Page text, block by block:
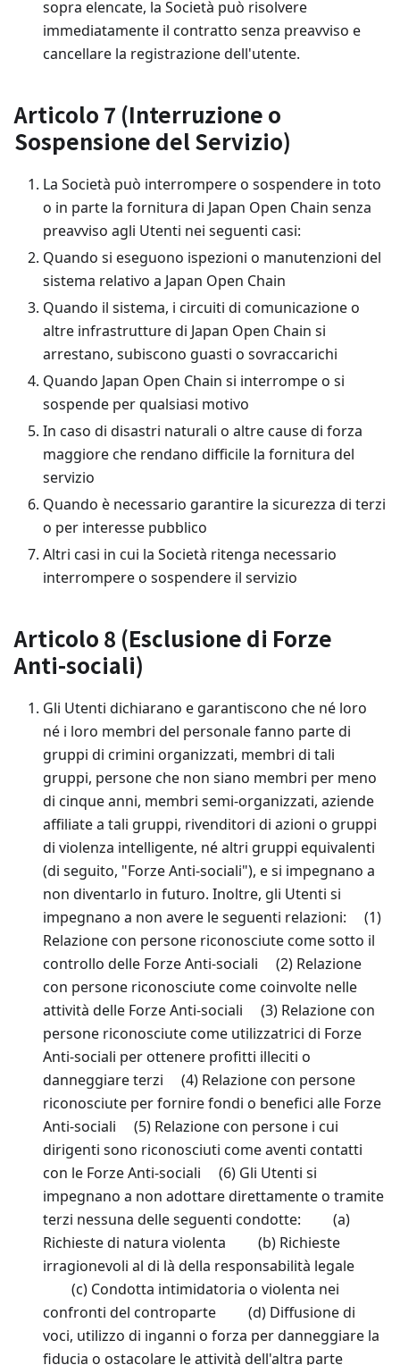
sopra elencate, la Società può risolvere
immediatamente il contratto senza preavviso e
cancellare la registrazione dell'utente.
Articolo 7 (Interruzione o
Sospensione del Servizio)
La Società può interrompere o sospendere in toto
o in parte la fornitura di Japan Open Chain senza
preavviso agli Utenti nei seguenti casi:
Quando si eseguono ispezioni o manutenzioni del
sistema relativo a Japan Open Chain
Quando il sistema, i circuiti di comunicazione o
altre infrastrutture di Japan Open Chain si
arrestano, subiscono guasti o sovraccarichi
Quando Japan Open Chain si interrompe o si
sospende per qualsiasi motivo
In caso di disastri naturali o altre cause di forza
maggiore che rendano difficile la fornitura del
servizio
Quando è necessario garantire la sicurezza di terzi
o per interesse pubblico
Altri casi in cui la Società ritenga necessario
interrompere o sospendere il servizio
Articolo 8 (Esclusione di Forze
Anti-sociali)
Gli Utenti dichiarano e garantiscono che né loro
né i loro membri del personale fanno parte di
gruppi di crimini organizzati, membri di tali
gruppi, persone che non siano membri per meno
di cinque anni, membri semi-organizzati, aziende
affiliate a tali gruppi, rivenditori di azioni o gruppi
di violenza intelligente, né altri gruppi equivalenti
(di seguito, "Forze Anti-sociali"), e si impegnano a
non diventarlo in futuro. Inoltre, gli Utenti si
impegnano a non avere le seguenti relazioni: (1)
Relazione con persone riconosciute come sotto il
controllo delle Forze Anti-sociali (2) Relazione
con persone riconosciute come coinvolte nelle
attività delle Forze Anti-sociali (3) Relazione con
persone riconosciute come utilizzatrici di Forze
Anti-sociali per ottenere profitti illeciti o
danneggiare terzi (4) Relazione con persone
riconosciute per fornire fondi o benefici alle Forze
Anti-sociali (5) Relazione con persone i cui
dirigenti sono riconosciuti come aventi contatti
con le Forze Anti-sociali (6) Gli Utenti si
impegnano a non adottare direttamente o tramite
terzi nessuna delle seguenti condotte: (a)
Richieste di natura violenta (b) Richieste
irragionevoli al di là della responsabilità legale
(c) Condotta intimidatoria o violenta nei
confronti del controparte (d) Diffusione di
voci, utilizzo di inganni o forza per danneggiare la
fiducia o ostacolare le attività dell'altra parte